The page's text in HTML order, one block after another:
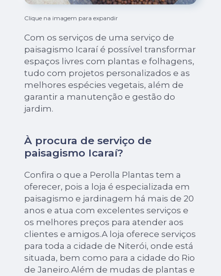
Clique na imagem para expandir
Com os serviços de uma serviço de
paisagismo Icaraí é possível transformar
espaços livres com plantas e folhagens,
tudo com projetos personalizados e as
melhores espécies vegetais, além de
garantir a manutenção e gestão do
jardim.
À procura de serviço de
paisagismo Icaraí?
Confira o que a Perolla Plantas tem a
oferecer, pois a loja é especializada em
paisagismo e jardinagem há mais de 20
anos e atua com excelentes serviços e
os melhores preços para atender aos
clientes e amigos.A loja oferece serviços
para toda a cidade de Niterói, onde está
situada, bem como para a cidade do Rio
de Janeiro.Além de mudas de plantas e